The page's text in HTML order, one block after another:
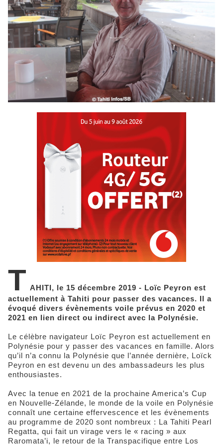
T AHITI, le 15 décembre 2019 - Loïc Peyron est
actuellement à Tahiti pour passer des vacances. Il a
évoqué divers évènements voile prévus en 2020 et
2021 en lien direct ou indirect avec la Polynésie.
Le célèbre navigateur Loïc Peyron est actuellement en
Polynésie pour y passer des vacances en famille. Alors
qu’il n’a connu la Polynésie que l’année dernière, Loïck
Peyron en est devenu un des ambassadeurs les plus
enthousiastes.
Avec la tenue en 2021 de la prochaine America’s Cup
en Nouvelle-Zélande, le monde de la voile en Polynésie
connaît une certaine effervescence et les évènements
au programme de 2020 sont nombreux : La Tahiti Pearl
Regatta, qui fait un virage vers le « racing » aux
Raromata’i, le retour de la Transpacifique entre Los